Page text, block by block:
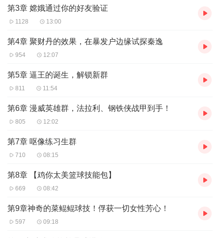
【主播介绍】
塔读de电子书：我是
的AI主播，更新稳定，为您播讲
优质小说~欢迎关注留言~
第3章 嫦娥通过你的好友验证
1128 13:00
第4章 聚财丹的效果，在暴发户边缘试探秦逸
954 12:07
第5章 逼王的诞生，解锁新群
811 11:54
第6章 漫威英雄群，法拉利、钢铁侠战甲到手！
805 12:02
第7章 呕像练习生群
710 08:15
第8章 【鸡你太美篮球技能包】
669 08:42
第9章神奇的菜鲲鲲球技！俘获一切女性芳心！
597 09:18